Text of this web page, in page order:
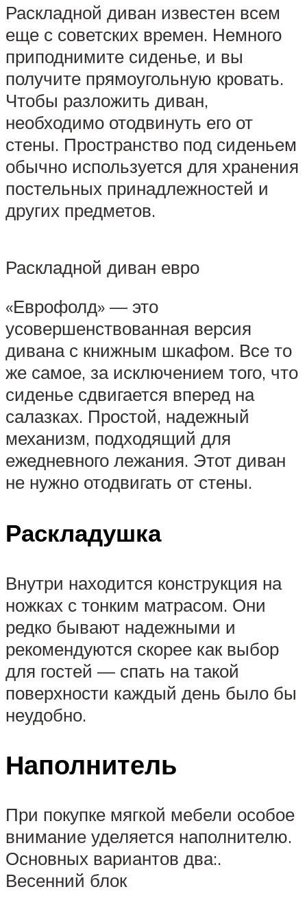
Раскладной диван известен всем
еще с советских времен. Немного
приподнимите сиденье, и вы
получите прямоугольную кровать.
Чтобы разложить диван,
необходимо отодвинуть его от
стены. Пространство под сиденьем
обычно используется для хранения
постельных принадлежностей и
других предметов.
Раскладной диван евро
«Еврофолд» — это
усовершенствованная версия
дивана с книжным шкафом. Все то
же самое, за исключением того, что
сиденье сдвигается вперед на
салазках. Простой, надежный
механизм, подходящий для
ежедневного лежания. Этот диван
не нужно отодвигать от стены.
Раскладушка
Внутри находится конструкция на
ножках с тонким матрасом. Они
редко бывают надежными и
рекомендуются скорее как выбор
для гостей — спать на такой
поверхности каждый день было бы
неудобно.
Наполнитель
При покупке мягкой мебели особое
внимание уделяется наполнителю.
Основных вариантов два:.
Весенний блок